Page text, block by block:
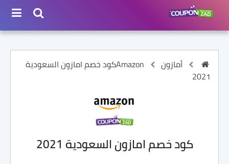
أمازون Amazon
كود خصم امازون السعودية
2021
كود خصم امازون السعودية 2021